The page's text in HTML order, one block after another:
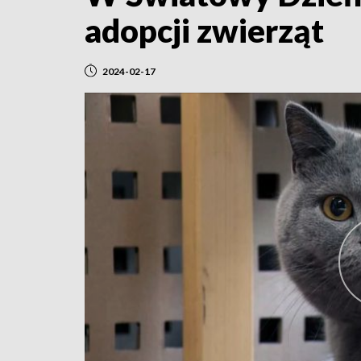
adopcji zwierząt
2024-02-17